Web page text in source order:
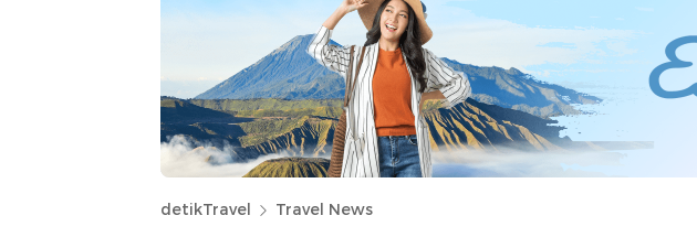
detikTravel Travel News